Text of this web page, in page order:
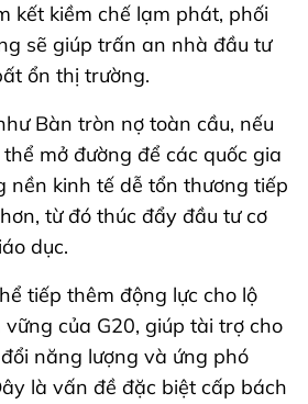
kết kiềm chế lạm phát, phối
sẽ giúp trấn an nhà đầu tư
ổn thị trường.
Bàn tròn nợ toàn cầu, nếu
mở đường để các quốc gia
nền kinh tế dễ tổn thương tiếp
từ đó thúc đẩy đầu tư cơ
dục.
tiếp thêm động lực cho lộ
của G20, giúp tài trợ cho
năng lượng và ứng phó
là vấn đề đặc biệt cấp bách